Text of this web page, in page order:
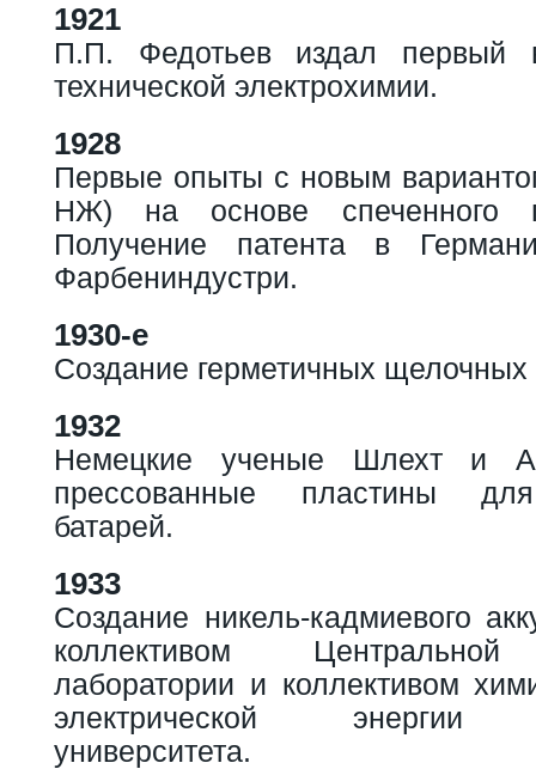
1921
П.П. Федотьев издал первый
технической электрохимии.
1928
Первые опыты с новым
НЖ) на основе спеченного
Получение патента в
Фарбениндустри.
1930-е
Создание герметичных щелочных
1932
Немецкие ученые Шлехт и
прессованные пластины
батарей.
1933
Создание никель-кадмиевого
коллективом Центральной
лаборатории и коллективом
электрической энергии
университета.